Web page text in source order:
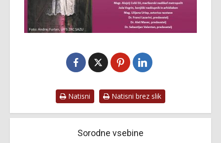
Natisni Natisni brez slik
Sorodne vsebine